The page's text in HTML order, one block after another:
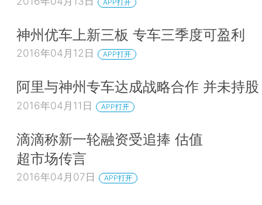
APP打开
神州优车上新三板 专车三季度可盈利
2016年04月12日 APP打开
阿里与神州专车达成战略合作 并未持股
2016年04月11日 APP打开
滴滴称新一轮融资受追捧 估值
超市场传言
2016年04月07日 APP打开